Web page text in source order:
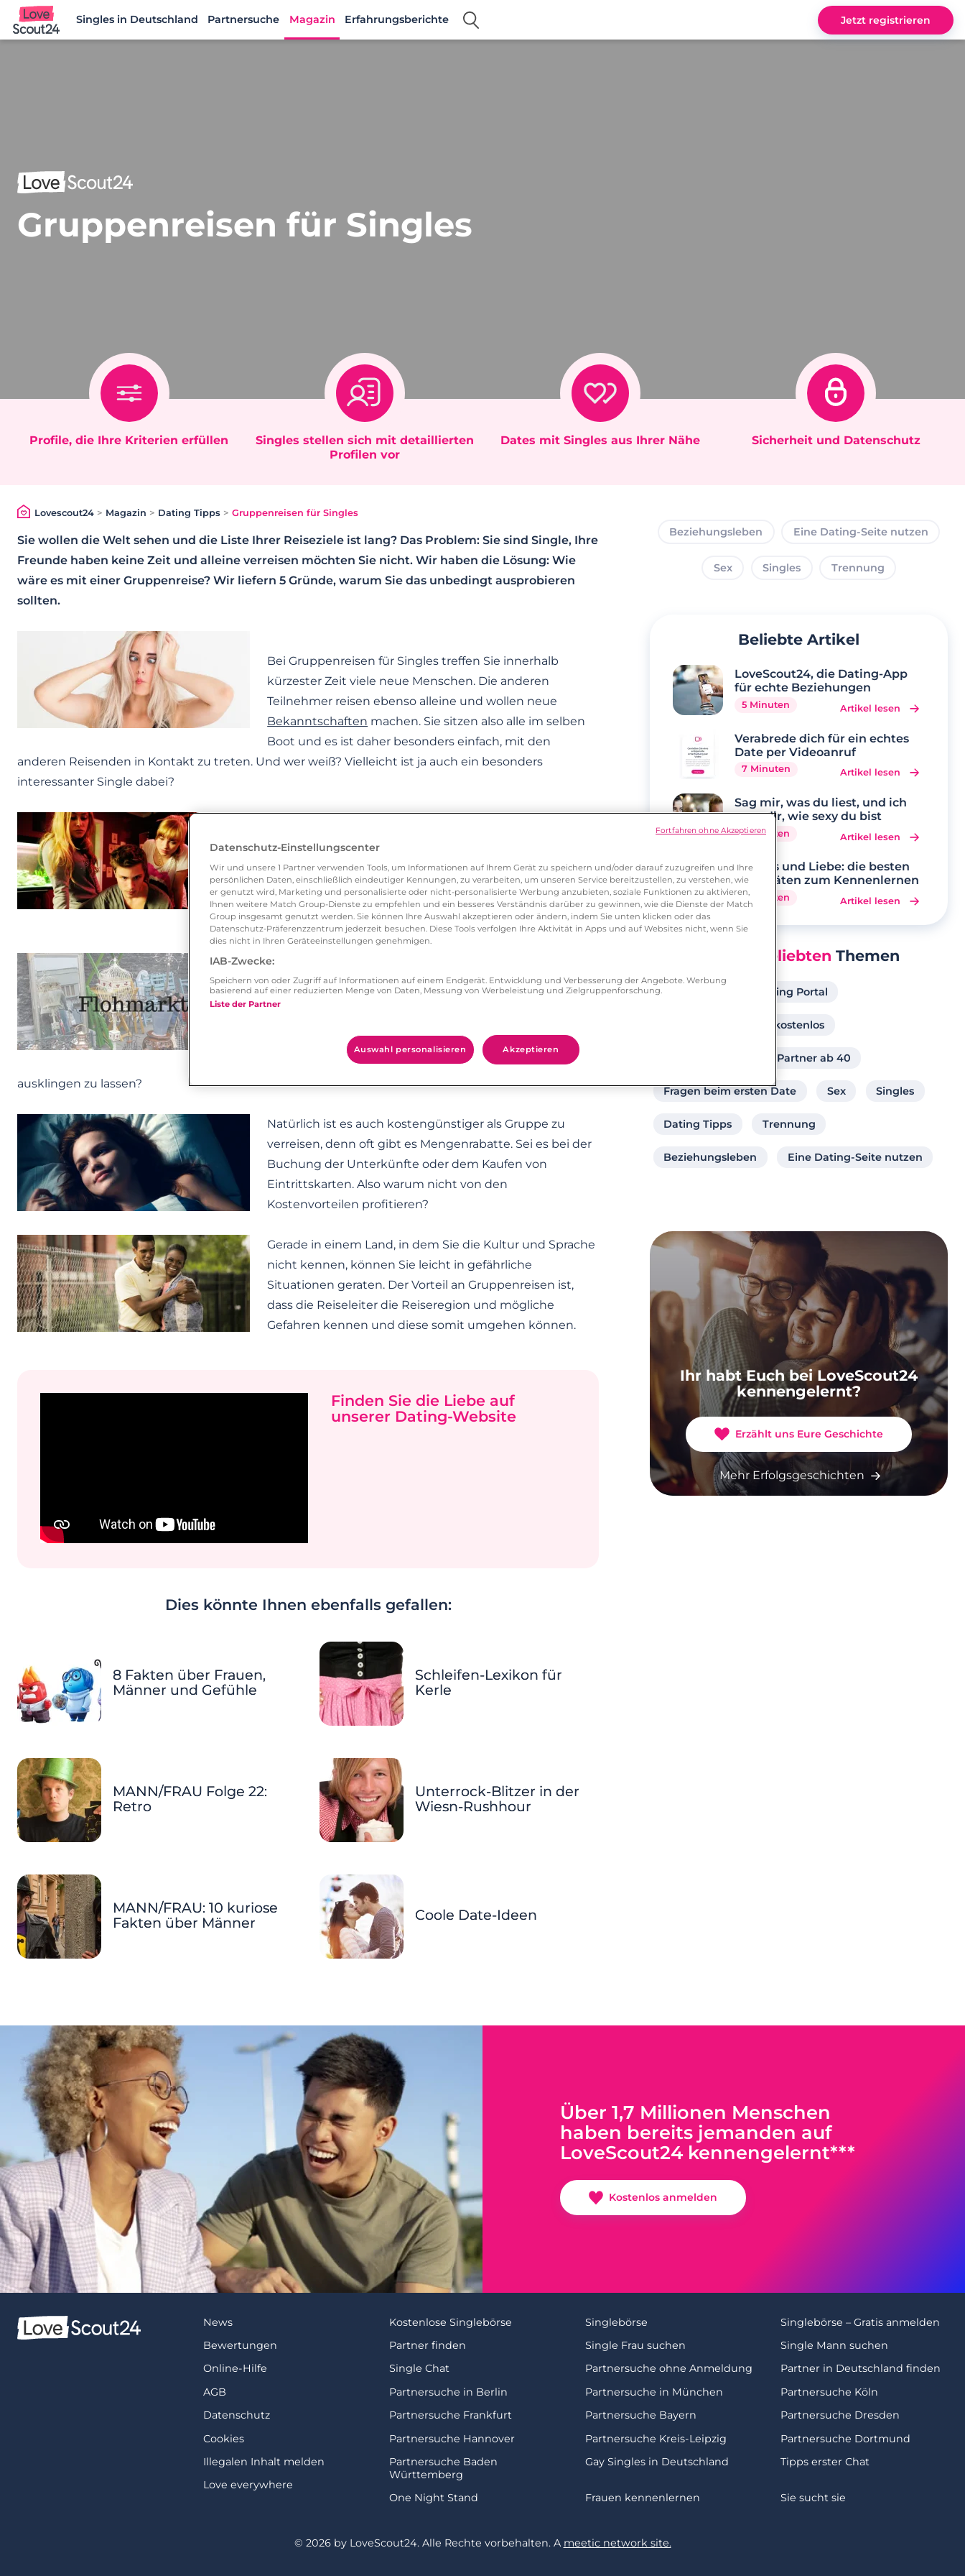
Lovescout24
Singles in Deutschland Partnersuche Magazin Erfahrungsberichte Jetzt registrieren
Gruppenreisen für Singles
Profile, die Ihre Kriterien erfüllen
Singles stellen sich mit detaillierten
Profilen vor
Dates mit Singles aus Ihrer Nähe Sicherheit und Datenschutz
Lovescout24> Magazin > Dating Tipps > Gruppenreisen für Singles
Sie wollen die Welt sehen und die Liste Ihrer Reiseziele ist lang? Das Problem: Sie sind Single, Ihre
Freunde haben keine Zeit und alleine verreisen möchten Sie nicht. Wir haben die Lösung: Wie
wäre es mit einer Gruppenreise? Wir liefern 5 Gründe, warum Sie das unbedingt ausprobieren
sollten.
Bei Gruppenreisen für Singles treffen Sie innerhalb
kürzester Zeit viele neue Menschen. Die anderen
Teilnehmer reisen ebenso alleine und wollen neue
Bekanntschaften machen. Sie sitzen also alle im selben
Boot und es ist daher besonders einfach, mit den
anderen Reisenden in Kontakt zu treten. Und wer weiß? Vielleicht ist ja auch ein besonders
interessanter Single dabei?
Sie sind bei der Planung Ihrer Reise komplett frei. Sie
entscheiden über das Reiseziel, die Dauer des Urlaubs
und wie Sie ihn gestalten möchten. Sie müssen keine
Kompromisse eingehen und auf nichts verzichten, denn
hier geht es nur darum, was Sie wollen!
Wenn Sie in einer großen Gruppe verreisen, ist der Spaß
vorprogrammiert. Getreu dem Motto: Je mehr, desto
erkunden und abends mit neuen Freunden den Tag bei
einem guten Abendessen und einem Glas Wein
ausklingen zu lassen?
Natürlich ist es auch kostengünstiger als Gruppe zu
verreisen, denn oft gibt es Mengenrabatte. Sei es bei der
Buchung der Unterkünfte oder dem Kaufen von
Eintrittskarten. Also warum nicht von den
Kostenvorteilen profitieren?
Gerade in einem Land, in dem Sie die Kultur und Sprache
nicht kennen, können Sie leicht in gefährliche
Situationen geraten. Der Vorteil an Gruppenreisen ist,
dass die Reiseleiter die Reiseregion und mögliche
Gefahren kennen und diese somit umgehen können.
Finden Sie die Liebe auf
unserer Dating-Website
Dies könnte Ihnen ebenfalls gefallen:
8 Fakten über Frauen,
Männer und Gefühle
Schleifen-Lexikon für
Kerle
MANN/FRAU Folge 22:
Retro
Unterrock-Blitzer in der
Wiesn-Rushhour
MANN/FRAU: 10 kuriose
Fakten über Männer
Coole Date-Ideen
Beziehungsleben Eine Dating-Seite nutzen
Sex Singles Trennung
Beliebte Artikel
LoveScout24, die Dating-App
für echte Beziehungen
5 Minuten Artikel lesen
Verabrede dich für ein echtes
Date per Videoanruf
7 Minuten Artikel lesen
Sag mir, was du liest, und ich
sage dir, wie sexy du bist
3 Minuten Artikel lesen
Hobbys und Liebe: die besten
Aktivitäten zum Kennenlernen
5 Minuten Artikel lesen
Beliebten Themen
Dating Portal
Partnersuche online kostenlos
Partner ab 40
Fragen beim ersten Date Sex Singles
Dating Tipps Trennung
Beziehungsleben Eine Dating-Seite nutzen
Ihr habt Euch bei LoveScout24
kennengelernt?
Erzählt uns Eure Geschichte
Mehr Erfolgsgeschichten
Über 1,7 Millionen Menschen
haben bereits jemanden auf
LoveScout24 kennengelernt***
Kostenlos anmelden
News
Bewertungen
Online-Hilfe
AGB
Datenschutz
Cookies
Illegalen Inhalt melden
Love everywhere
Kostenlose Singlebörse Singlebörse
Singlebörse – Gratis anmelden
Partner finden
Single Frau suchen
Single Mann suchen
Single Chat
Partnersuche ohne Anmeldung
Partner in Deutschland finden
Partnersuche in Berlin
Partnersuche in München
Partnersuche Köln
Partnersuche Frankfurt
Partnersuche Bayern
Partnersuche Dresden
Partnersuche Hannover
Partnersuche Kreis-Leipzig
Partnersuche Dortmund
Partnersuche Baden
Württemberg
Gay Singles in Deutschland Tipps erster Chat
One Night Stand Frauen kennenlernen Sie sucht sie
© 2026 by LoveScout24. Alle Rechte vorbehalten.A meetic network site.
Datenschutz-Einstellungscenter
Wir und unsere 1 Partner verwenden Tools, um Informationen auf Ihrem Gerät zu speichern und/oder darauf zuzugreifen und Ihre
persönlichen Daten, einschließlich eindeutiger Kennungen, zu verarbeiten, um unseren Service bereitzustellen, zu verstehen, wie
er genutzt wird, Marketing und personalisierte oder nicht-personalisierte Werbung anzubieten, soziale Funktionen zu aktivieren,
Ihnen weitere Match Group-Dienste zu empfehlen und ein besseres Verständnis darüber zu gewinnen, wie die Dienste der Match
Group insgesamt genutzt werden. Sie können Ihre Auswahl akzeptieren oder ändern, indem Sie unten klicken oder das
Datenschutz-Präferenzzentrum jederzeit besuchen. Diese Tools verfolgen Ihre Aktivität in Apps und auf Websites nicht, wenn Sie
dies nicht in Ihren Geräteeinstellungen genehmigen.
IAB-Zwecke:
Speichern von oder Zugriff auf Informationen auf einem Endgerät. Entwicklung und Verbesserung der Angebote. Werbung
basierend auf einer reduzierten Menge von Daten, Messung von Werbeleistung und Zielgruppenforschung.
Liste der Partner
Auswahl personalisieren Akzeptieren
Fortfahren ohne Akzeptieren